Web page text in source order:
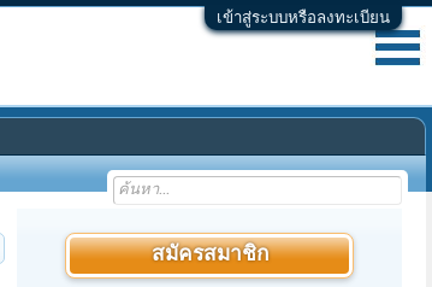
เข้าสู่ระบบหรือลงทะเบียน
สมัครสมาชิก